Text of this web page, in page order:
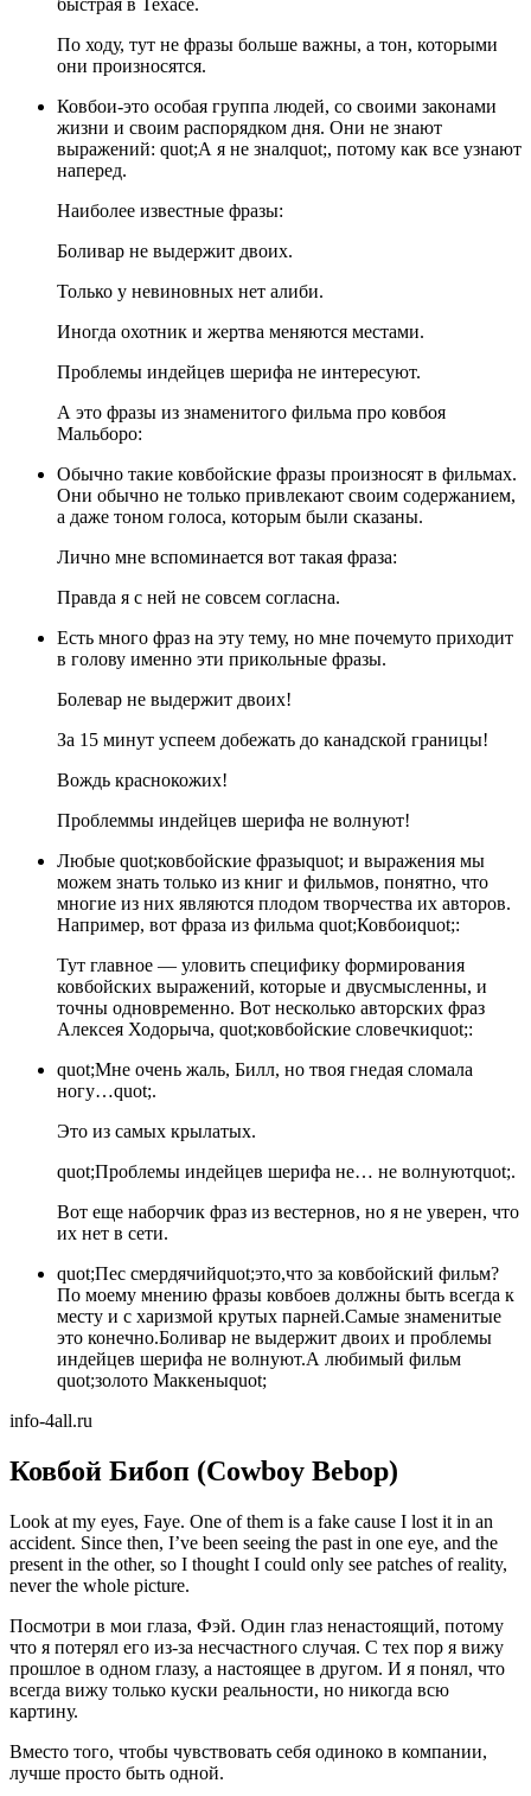
По ходу, тут не фразы больше важны, а тон, которыми
они произносятся.
Ковбои-это особая группа людей, со своими законами
жизни и своим распорядком дня. Они не знают
выражений: quot;А я не зналquot;, потому как все узнают
наперед.
Наиболее известные фразы:
Боливар не выдержит двоих.
Только у невиновных нет алиби.
Иногда охотник и жертва меняются местами.
Проблемы индейцев шерифа не интересуют.
А это фразы из знаменитого фильма про ковбоя
Мальборо:
Обычно такие ковбойские фразы произносят в фильмах.
Они обычно не только привлекают своим содержанием,
а даже тоном голоса, которым были сказаны.
Лично мне вспоминается вот такая фраза:
Правда я с ней не совсем согласна.
Есть много фраз на эту тему, но мне почемуто приходит
в голову именно эти прикольные фразы.
Болевар не выдержит двоих!
За 15 минут успеем добежать до канадской границы!
Вождь краснокожих!
Проблеммы индейцев шерифа не волнуют!
Любые quot;ковбойские фразыquot; и выражения мы
можем знать только из книг и фильмов, понятно, что
многие из них являются плодом творчества их авторов.
Например, вот фраза из фильма quot;Ковбоиquot;:
Тут главное — уловить специфику формирования
ковбойских выражений, которые и двусмысленны, и
точны одновременно. Вот несколько авторских фраз
Алексея Ходорыча, quot;ковбойские словечкиquot;:
quot;Мне очень жаль, Билл, но твоя гнедая сломала
ногу…quot;.
Это из самых крылатых.
quot;Проблемы индейцев шерифа не… не волнуютquot;.
Вот еще наборчик фраз из вестернов, но я не уверен, что
их нет в сети.
quot;Пес смердячийquot;это,что за ковбойский фильм?
По моему мнению фразы ковбоев должны быть всегда к
месту и с харизмой крутых парней.Самые знаменитые
это конечно.Боливар не выдержит двоих и проблемы
индейцев шерифа не волнуют.А любимый фильм
quot;золото Маккеныquot;
info-4all.ru
Ковбой Бибоп (Cowboy Bebop)
Look at my eyes, Faye. One of them is a fake cause I lost it in an
accident. Since then, I’ve been seeing the past in one eye, and the
present in the other, so I thought I could only see patches of reality,
never the whole picture.
Посмотри в мои глаза, Фэй. Один глаз ненастоящий, потому
что я потерял его из-за несчастного случая. С тех пор я вижу
прошлое в одном глазу, а настоящее в другом. И я понял, что
всегда вижу только куски реальности, но никогда всю
картину.
Вместо того, чтобы чувствовать себя одиноко в компании,
лучше просто быть одной.